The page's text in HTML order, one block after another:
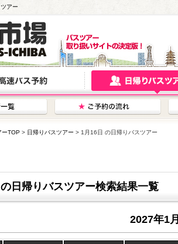
アー
ーTOP > 日帰りバスツアー > 1月16日 の日帰りバスツアー
日帰りバスツアー検索結果一覧
2027年1月